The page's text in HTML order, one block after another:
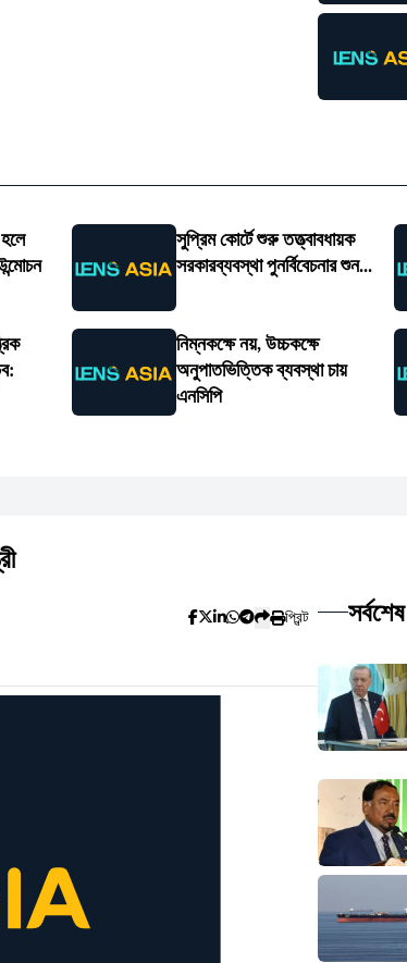
সুপ্রিম কোর্টে শুরু তত্ত্বাবধায়ক
সরকারব্যবস্থা পুনর্বিবেচনার শুন...
নিম্নকক্ষে নয়, উচ্চকক্ষে
অনুপাতভিত্তিক ব্যবস্থা চায়
এনসিপি
প্রিন্ট সর্বশেষ